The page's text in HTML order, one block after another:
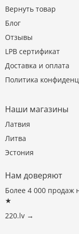
Вернуть товар
Блог
Отзывы
LPB сертификат
Доставка и оплата
Политика
Наши магазины
Латвия
Литва
Эстония
Нам доверяют
Более 4 000 продаж
★
220.lv →